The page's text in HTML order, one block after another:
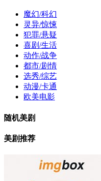
魔幻/科幻
灵异/惊悚
犯罪/悬疑
喜剧/生活
动作/战争
都市/剧情
选秀/综艺
动漫/卡通
欧美电影
随机美剧
美剧推荐